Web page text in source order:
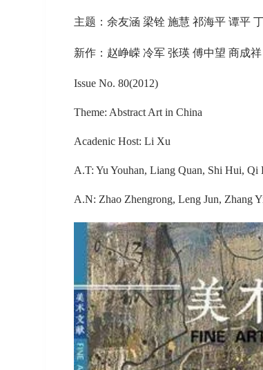
主题：余友涵 梁铨 施慧 祁海平 谭平
新作：赵峥嵘 冷军 张瑛 傅中望 商成
Issue No. 80(2012)
Theme: Abstract Art in China
Acadenic Host: Li Xu
A.T: Yu Youhan, Liang Quan, Shi Hui,
A.N: Zhao Zhengrong, Leng Jun, Zhang